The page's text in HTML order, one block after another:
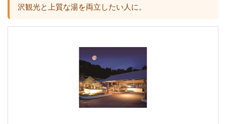
沢観光と上質な湯を両立したい人に。